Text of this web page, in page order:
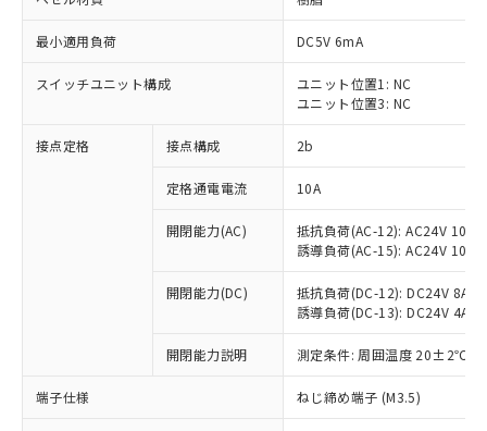
最小適用負荷 DC5V 6mA
スイッチユニット構成
ユニット位置1: NC
ユニット位置3: NC
接点定格 接点構成 2b
定格通電電流 10A
開閉能力(AC)
抵抗負荷(AC-12): AC24V 10A/
誘導負荷(AC-15): AC24V
開閉能力(DC)
抵抗負荷(DC-12): DC24V 8A/
誘導負荷(DC-13): DC24V 4A/
開閉能力説明 測定条件: 周囲温度 20±2℃、
端子仕様 ねじ締め端子 (M3.5)
ご利用条件
以下の条件をお読みいただき、同意のうえ
対応済み：EU RoHS指令（10物質）の
非含有に対応した製品が提供可能な商品で
対応予定：EU RoHS指令（10物質）の非含
有に対応した製品に切り替える予定のある
対応予定なし：EU RoHS指令（10物質）の
非含有に非対応の商品で、対応品を出す予